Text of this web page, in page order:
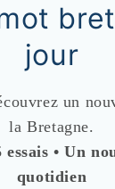
jour
un
la Bretagne.
essais • Un
quotidien